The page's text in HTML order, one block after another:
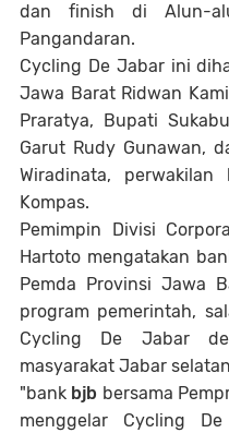
dan finish di Alun-
Pangandaran.
Cycling De Jabar ini
Jawa Barat Ridwan
Praratya, Bupati
Garut Rudy Gunawan,
Wiradinata, perwakilan
Kompas.
Pemimpin Divisi
Hartoto mengatakan
Pemda Provinsi Jawa
program pemerintah,
Cycling De Jabar
masyarakat Jabar
"bank bjb bersama
menggelar Cycling